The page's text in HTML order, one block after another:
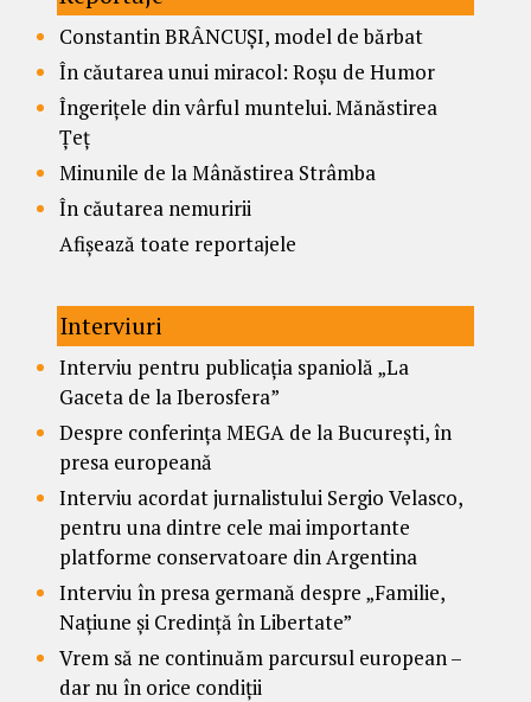
Constantin BRÂNCUȘI, model de bărbat
În căutarea unui miracol: Roșu de Humor
Îngerițele din vârful muntelui. Mănăstirea
Țeț
Minunile de la Mânăstirea Strâmba
În căutarea nemuririi
Afișează toate reportajele
Interviuri
Interviu pentru publicația spaniolă „La
Gaceta de la Iberosfera”
Despre conferința MEGA de la București, în
presa europeană
Interviu acordat jurnalistului Sergio Velasco,
pentru una dintre cele mai importante
platforme conservatoare din Argentina
Interviu în presa germană despre „Familie,
Națiune și Credință în Libertate”
Vrem să ne continuăm parcursul european –
dar nu în orice condiții